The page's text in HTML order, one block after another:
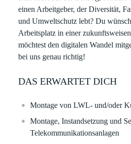
einen Arbeitgeber, der Diversität,
und Umweltschutz lebt? Du
Arbeitsplatz in einer
möchtest den digitalen Wandel
bei uns genau richtig!
DAS ERWARTET DICH
Montage von LWL- und/oder
Montage, Instandsetzung und
Telekommunikationsanlagen